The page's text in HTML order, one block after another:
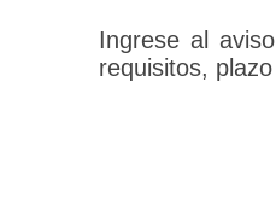
Ingrese al
requisitos,